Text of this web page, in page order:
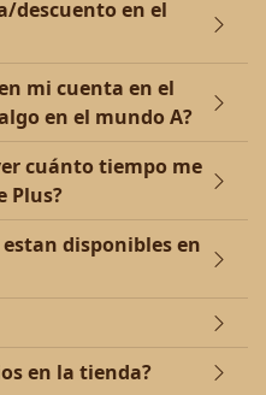
descuento en el
mi cuenta en el
en el mundo A?
cuánto tiempo me
Plus?
disponibles en
en la tienda?